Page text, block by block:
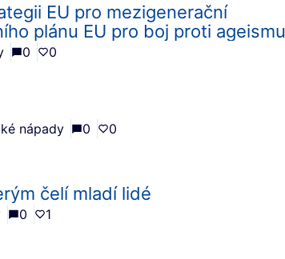
EU pro mezigenerační
plánu EU pro boj proti ageismu
0 0
nápady 0 0
čelí mladí lidé
0 1